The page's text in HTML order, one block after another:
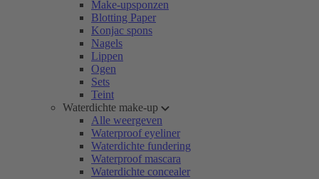
Make-upsponzen
Blotting Paper
Konjac spons
Nagels
Lippen
Ogen
Sets
Teint
Waterdichte make-up
Alle weergeven
Waterproof eyeliner
Waterdichte fundering
Waterproof mascara
Waterdichte concealer